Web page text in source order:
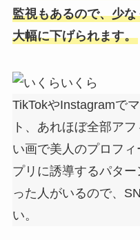
監視もあるので、少
大幅に下げられます。
いくら
TikTokやInstagramで
ト、あれほぼ全部ア
い画で美人のプロフ
プリに誘導するパタ
った人がいるので、
い。